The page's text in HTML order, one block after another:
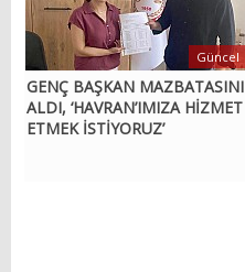
GENÇ BAŞKAN MAZBATASINI
ALDI, ‘HAVRAN’IMIZA HİZMET
ETMEK İSTİYORUZ’
Güncel